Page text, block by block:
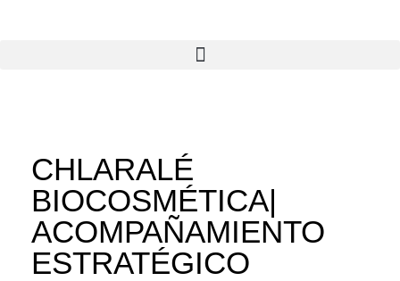
CHLARALÉ
BIOCOSMÉTICA|
ACOMPAÑAMIENTO
ESTRATÉGICO